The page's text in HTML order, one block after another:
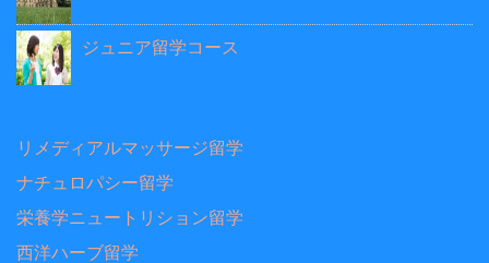
ジュニア留学コース
リメディアルマッサージ留学
ナチュロパシー留学
栄養学ニュートリション留学
西洋ハーブ留学